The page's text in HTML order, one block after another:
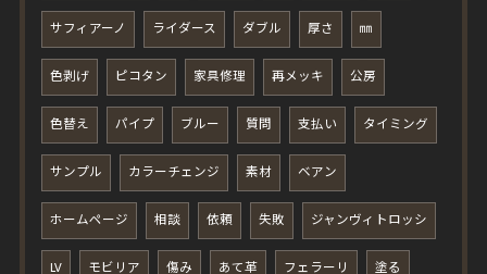
サフィアーノ ライダース ダブル 厚さ ㎜
色剥げ ピコタン 家具修理 再メッキ 公房
色替え パイプ ブルー 質問 支払い タイミング
サンプル カラーチェンジ 素材 ベアン
ホームページ 相談 依頼 失敗 ジャンヴィトロッシ
LV モビリア 傷み あて革 フェラーリ 塗る